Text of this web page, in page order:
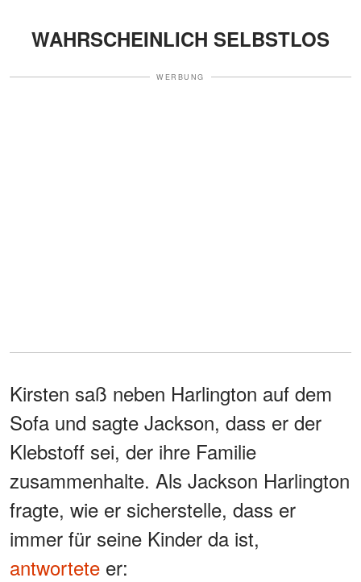
WAHRSCHEINLICH SELBSTLOS
WERBUNG
Kirsten saß neben Harlington auf dem
Sofa und sagte Jackson, dass er der
Klebstoff sei, der ihre Familie
zusammenhalte. Als Jackson Harlington
fragte, wie er sicherstelle, dass er
immer für seine Kinder da ist,
antwortete er: